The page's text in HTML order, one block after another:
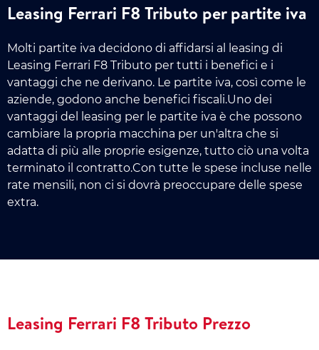
Leasing Ferrari F8 Tributo per partite iva
Molti partite iva decidono di affidarsi al leasing di
Leasing Ferrari F8 Tributo per tutti i benefici e i
vantaggi che ne derivano. Le partite iva, così come le
aziende, godono anche benefici fiscali.Uno dei
vantaggi del leasing per le partite iva è che possono
cambiare la propria macchina per un'altra che si
adatta di più alle proprie esigenze, tutto ciò una volta
terminato il contratto.Con tutte le spese incluse nelle
rate mensili, non ci si dovrà preoccupare delle spese
extra.
Leasing Ferrari F8 Tributo Prezzo